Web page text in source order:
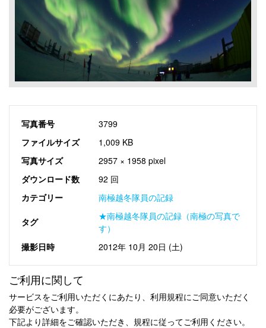
写真番号
3799
ファイルサイズ
1,009 KB
写真サイズ
2957 × 1958 pixel
ダウンロード数
92 回
カテゴリー
南極越冬隊員の記録
タグ
★南極越冬隊員の記録（南極の写真で
す）
撮影日時
2012年 10月 20日 (土)
ご利用に関して
サービスをご利用いただくにあたり、利用規程にご同意いただく
必要がございます。
下記より詳細をご確認いただき、規程に従ってご利用ください。